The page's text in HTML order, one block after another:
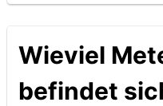
Wieviel
befindet